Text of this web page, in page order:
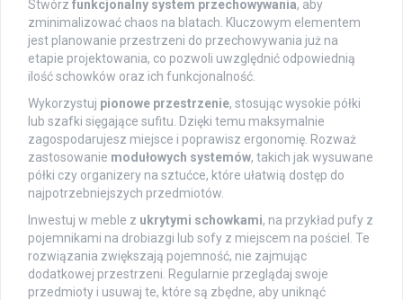
Stwórz funkcjonalny system przechowywania, aby
zminimalizować chaos na blatach. Kluczowym elementem
jest planowanie przestrzeni do przechowywania już na
etapie projektowania, co pozwoli uwzględnić odpowiednią
ilość schowków oraz ich funkcjonalność.
Wykorzystuj pionowe przestrzenie, stosując wysokie półki
lub szafki sięgające sufitu. Dzięki temu maksymalnie
zagospodarujesz miejsce i poprawisz ergonomię. Rozważ
zastosowanie modułowych systemów, takich jak wysuwane
półki czy organizery na sztućce, które ułatwią dostęp do
najpotrzebniejszych przedmiotów.
Inwestuj w meble z ukrytymi schowkami, na przykład pufy z
pojemnikami na drobiazgi lub sofy z miejscem na pościel. Te
rozwiązania zwiększają pojemność, nie zajmując
dodatkowej przestrzeni. Regularnie przeglądaj swoje
przedmioty i usuwaj te, które są zbędne, aby uniknąć